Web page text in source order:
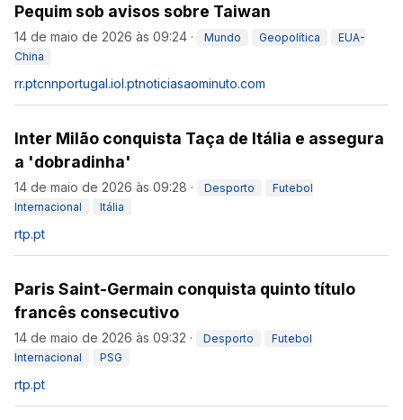
Pequim sob avisos sobre Taiwan
14 de maio de 2026 às 09:24 · Mundo Geopolítica
EUA-
China
rr.ptcnnportugal.iol.ptnoticiasaominuto.com
Inter Milão conquista Taça de Itália e assegura
a 'dobradinha'
14 de maio de 2026 às 09:28 · Desporto
Futebol
Internacional
Itália
rtp.pt
Paris Saint-Germain conquista quinto título
francês consecutivo
14 de maio de 2026 às 09:32 · Desporto
Futebol
Internacional
PSG
rtp.pt